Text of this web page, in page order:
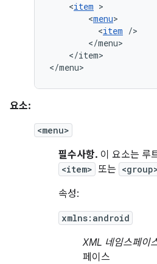
<item
<menu
<item
</item>
</menu>
요소:
<menu>
필수사항. 이 요소는 루
<item> 또는
속성:
xmlns:android
XML 네임스페이
페이스